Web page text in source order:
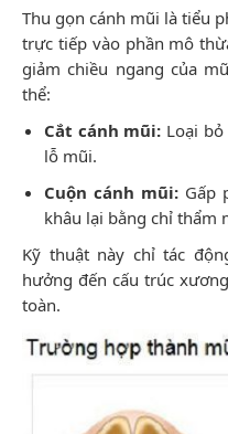
Thu gọn cánh mũi là tiểu
trực tiếp vào phần mô
giảm chiều ngang của
thể:
Cắt cánh mũi: Loại
lỗ mũi.
Cuộn cánh mũi: Gấp
khâu lại bằng chỉ thẩm
Kỹ thuật này chỉ tác
hưởng đến cấu trúc
toàn.